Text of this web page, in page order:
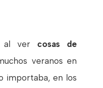
al ver cosas de
veranos en
importaba, en los